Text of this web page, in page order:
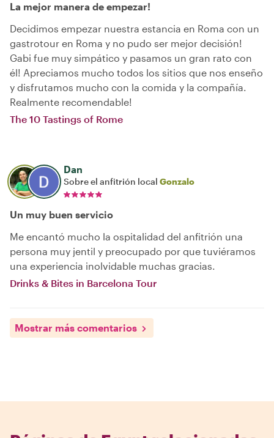
La mejor manera de empezar!
Decidimos empezar nuestra estancia en Roma con un
gastrotour en Roma y no pudo ser mejor decisión!
Gabi fue muy simpático y pasamos un gran rato con
él! Apreciamos mucho todos los sitios que nos enseño
y disfrutamos mucho con la comida y la compañía.
Realmente recomendable!
The 10 Tastings of Rome
Dan
Sobre el anfitrión local Gonzalo
Un muy buen servicio
Me encantó mucho la ospitalidad del anfitrión una
persona muy jentil y preocupado por que tuviéramos
una experiencia inolvidable muchas gracias.
Drinks & Bites in Barcelona Tour
Mostrar más comentarios